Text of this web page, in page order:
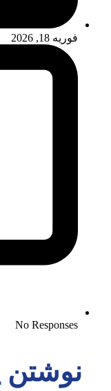
فوریه 18, 2026
No Responses
نوشتن